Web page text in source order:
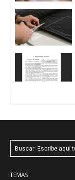
Buscar: Escribe aquí
TEMAS